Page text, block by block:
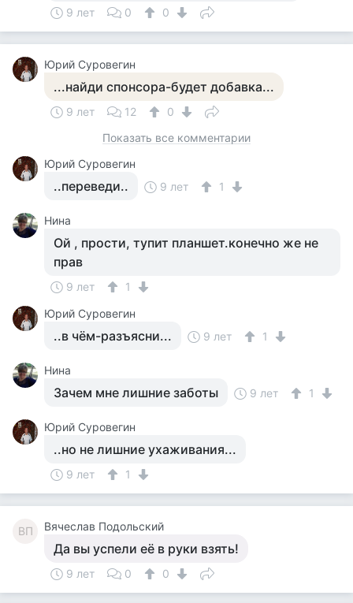
9 лет 0 0
Юрий Суровегин
...найди спонсора-будет добавка...
9 лет 12
0
Показать все комментарии
Юрий Суровегин
..переведи.. 9 лет 1
Нина
Ой , прости, тупит планшет.конечно же не
прав
9 лет
1
Юрий Суровегин
..в чём-разъясни... 9 лет 1
Нина
Зачем мне лишние заботы 9 лет 1
Юрий Суровегин
..но не лишние ухаживания...
9 лет 1
ВП Вячеслав Подольский
Да вы успели её в руки взять!
9 лет 0 0